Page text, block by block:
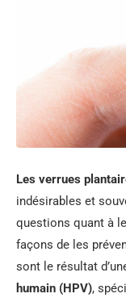
Les verrues
indésirables et
questions quant à
façons de les
sont le résultat
humain (HPV),